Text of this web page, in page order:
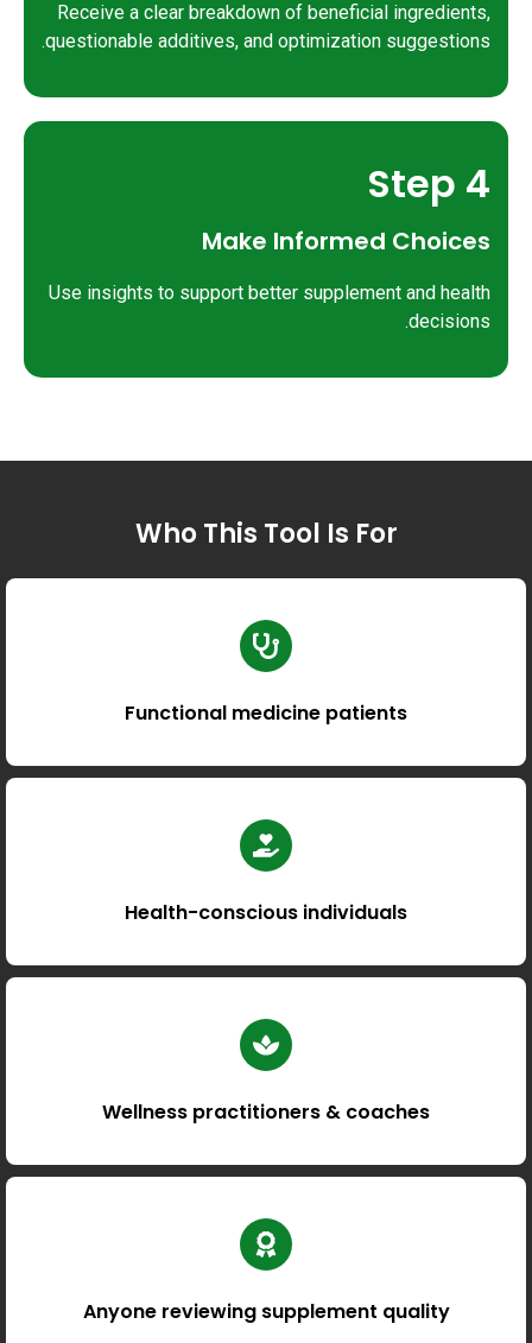
Receive a clear breakdown of beneficial ingredients,
questionable additives, and optimization suggestions.
Step 4
Make Informed Choices
Use insights to support better supplement and health
decisions.
Who This Tool Is For
Functional medicine patients
Health-conscious individuals
Wellness practitioners & coaches
Anyone reviewing supplement quality